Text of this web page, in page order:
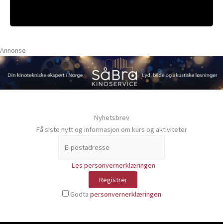
Annonse
Nyhetsbrev
Få siste nytt og informasjon om kurs og aktiviteter
Les personvernerklæringen
Godta personvernerklæringen